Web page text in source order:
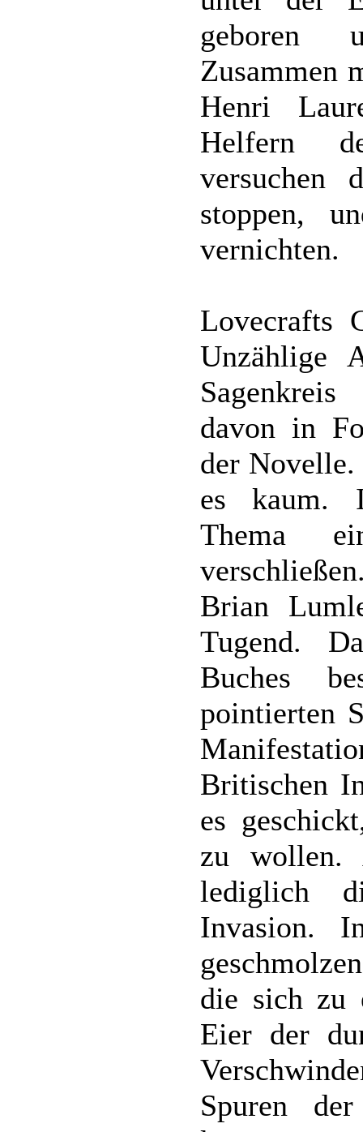
geboren
Zusammen
Henri
Helfern
versuchen
stoppen,
vernichten.
Lovecrafts
Unzählige
davon in
der Novelle.
es kaum.
Thema
Brian
Tugend.
Buches
pointierten
Britischen
es
zu wollen.
lediglich
Invasion.
die sich zu
Eier der
Spuren